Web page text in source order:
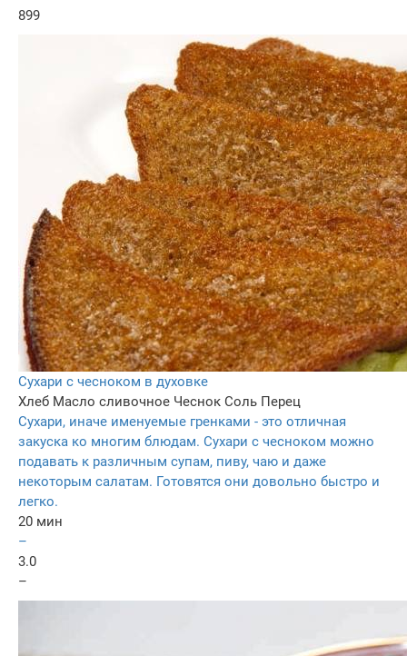
899
Сухари с чесноком в духовке
Хлеб Масло сливочное Чеснок Соль Перец
Сухари, иначе именуемые гренками - это отличная
закуска ко многим блюдам. Сухари с чесноком можно
подавать к различным супам, пиву, чаю и даже
некоторым салатам. Готовятся они довольно быстро и
легко.
20 мин
–
3.0
–